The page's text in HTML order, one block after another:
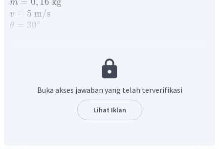
m
v = 5 m/s
θ = 30∘
setelah menabrak dinding kecepatan benda tidak berubah
karena tumbukan yang terjadi adalah lenting sempurna.
Karena kecepatan benda tidak berubah, maka sudut yang
Buka akses jawaban yang telah terverifikasi
Lihat Iklan